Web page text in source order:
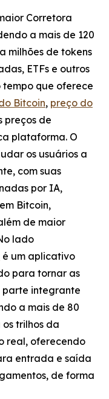
Corretora
a mais de 120
milhões de tokens
ETFs e outros
tempo que oferece
Bitcoin, preço do
preços de
plataforma. O
os usuários a
com suas
por IA,
Bitcoin,
de maior
lado
é um aplicativo
para tornar as
parte integrante
a mais de 80
trilhos da
real, oferecendo
entrada e saída
de forma